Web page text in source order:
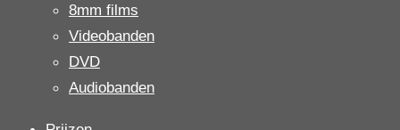
8mm films
Videobanden
DVD
Audiobanden